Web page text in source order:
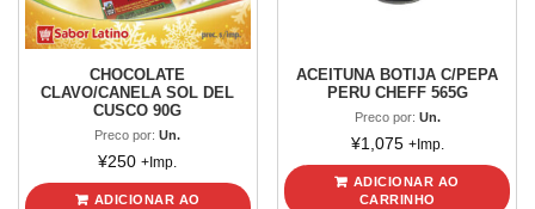
CHOCOLATE
CLAVO/CANELA SOL DEL
CUSCO 90G
Preco por:Un.
¥250 +Imp.
ADICIONAR AO
ACEITUNA BOTIJA C/PEPA
PERU CHEFF 565G
Preco por: Un.
¥1,075 +Imp.
ADICIONAR AO
CARRINHO